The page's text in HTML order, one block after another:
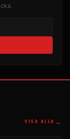
VISA ALLA →